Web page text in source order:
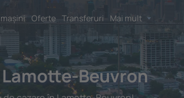
Oferte Transferuri Mai mult
Beuvron